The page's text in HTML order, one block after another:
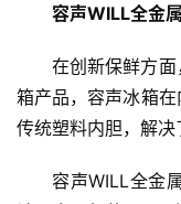
业
容声WILL全金
在创新保鲜方
箱产品，容声冰箱
传统塑料内胆，解决
容声WILL全金